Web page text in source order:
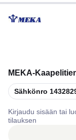
MEKA-
Kopioi
Sähkönro
Kirjaudu sisään tai
tilauksen